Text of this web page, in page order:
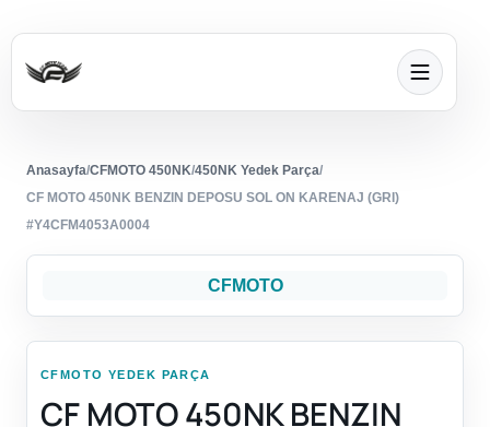
Anasayfa/CFMOTO 450NK/450NK Yedek Parça/
CF MOTO 450NK BENZIN DEPOSU SOL ON KARENAJ (GRI)
#Y4CFM4053A0004
CFMOTO
CFMOTO YEDEK PARÇA
CF MOTO 450NK BENZIN